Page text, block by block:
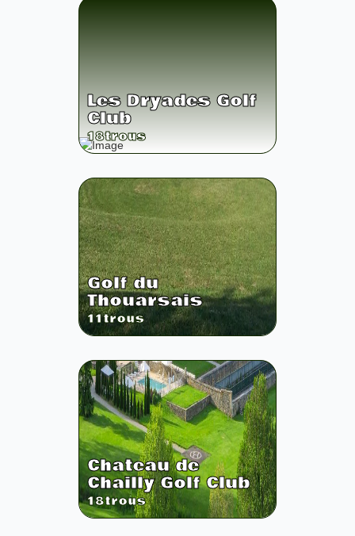
Les Dryades Golf
Club
18trous
Golf du
Thouarsais
11trous
Chateau de
Chailly Golf Club
18trous